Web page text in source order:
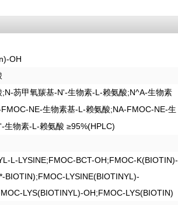
OH
;N-芴甲氧羰基-N'-生物素-L-赖氨酸;N^A-生物素
NΕ-生物素基-L-赖氨酸;NΑ-FMOC-NΕ-生
生物素-L-赖氨酸 ≥95%(HPLC)
L-LYSINE;FMOC-BCT-OH;FMOC-K(BIOTIN)-
BIOTIN);FMOC-LYSINE(BIOTINYL)-
LYS(BIOTINYL)-OH;FMOC-LYS(BIOTIN)